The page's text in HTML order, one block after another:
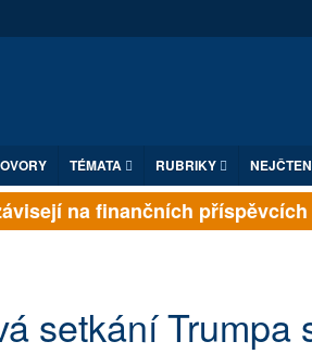
TÉMATA RUBRIKY
na finančních příspěvcích
setkání Trumpa